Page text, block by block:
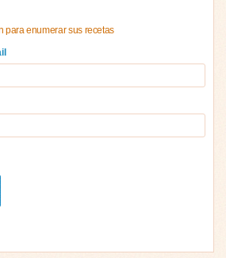
para enumerar sus recetas